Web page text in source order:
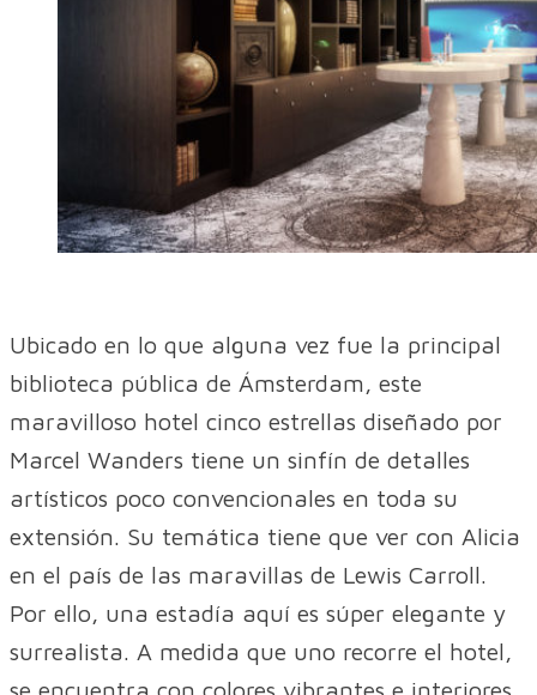
Ubicado en lo que alguna vez fue la principal
biblioteca pública de Ámsterdam, este
maravilloso hotel cinco estrellas diseñado por
Marcel Wanders tiene un sinfín de detalles
artísticos poco convencionales en toda su
extensión. Su temática tiene que ver con Alicia
en el país de las maravillas de Lewis Carroll.
Por ello, una estadía aquí es súper elegante y
surrealista. A medida que uno recorre el hotel,
se encuentra con colores vibrantes e interiores